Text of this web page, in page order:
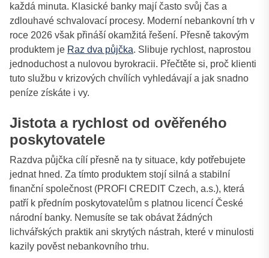
každá minuta. Klasické banky mají často svůj čas a
zdlouhavé schvalovací procesy. Moderní nebankovní trh v
roce 2026 však přináší okamžitá řešení. Přesně takovým
produktem je Raz dva půjčka. Slibuje rychlost, naprostou
jednoduchost a nulovou byrokracii. Přečtěte si, proč klienti
tuto službu v krizových chvílích vyhledávají a jak snadno
peníze získáte i vy.
Jistota a rychlost od ověřeného
poskytovatele
Razdva půjčka cílí přesně na ty situace, kdy potřebujete
jednat hned. Za tímto produktem stojí silná a stabilní
finanční společnost (PROFI CREDIT Czech, a.s.), která
patří k předním poskytovatelům s platnou licencí České
národní banky. Nemusíte se tak obávat žádných
lichvářských praktik ani skrytých nástrah, které v minulosti
kazily pověst nebankovního trhu.